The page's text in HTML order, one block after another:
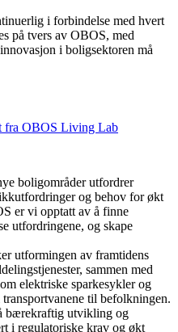
i forbindelse med hvert
på tvers av OBOS, med
i boligsektoren må
fra OBOS Living Lab
boligområder utfordrer
og behov for økt
er vi opptatt av å finne
utfordringene, og skape
utformingen av framtidens
sammen med
elektriske sparkesykler og
til befolkningen.
bærekraftig utvikling og
i regulatoriske krav og økt